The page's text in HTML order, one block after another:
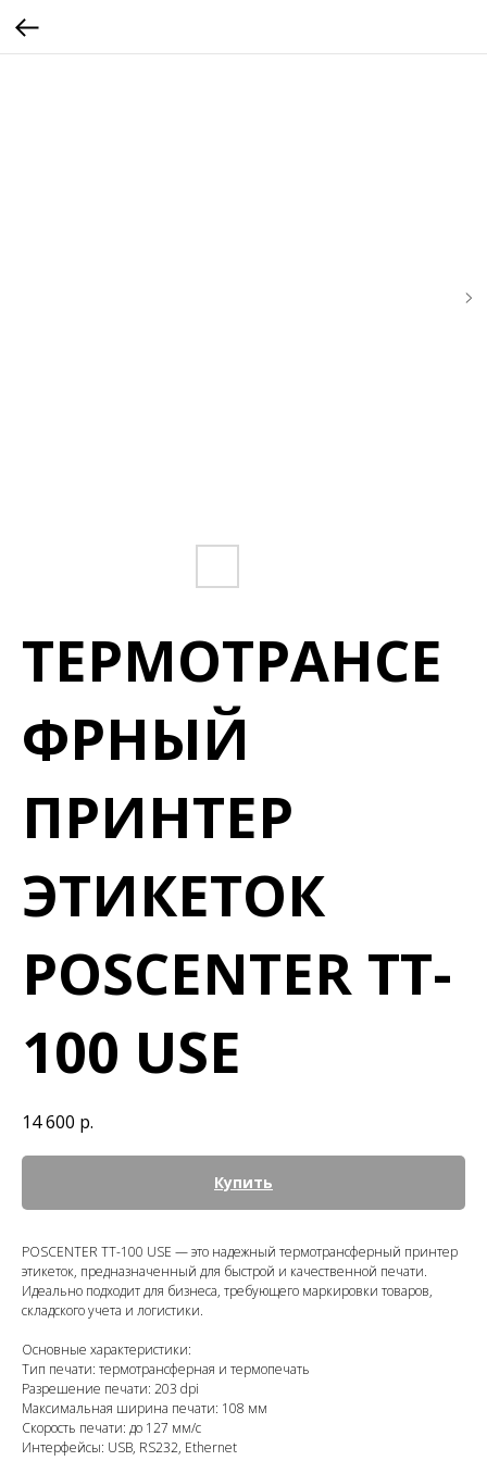
ТЕРМОТРАНСЕ
ФРНЫЙ
ПРИНТЕР
ЭТИКЕТОК
POSCENTER TT-
100 USE
14 600 р.
Купить
POSCENTER TT-100 USE — это надежный термотрансферный принтер
этикеток, предназначенный для быстрой и качественной печати.
Идеально подходит для бизнеса, требующего маркировки товаров,
складского учета и логистики.
Основные характеристики:
Тип печати: термотрансферная и термопечать
Разрешение печати: 203 dpi
Максимальная ширина печати: 108 мм
Скорость печати: до 127 мм/с
Интерфейсы: USB, RS232, Ethernet